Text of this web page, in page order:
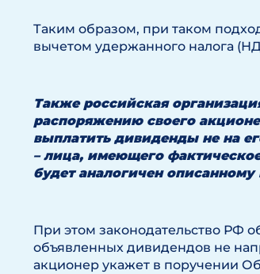
Таким образом, при таком
вычетом удержанного налога
Также российская
распоряжению своего
выплатить дивиденды не на
– лица, имеющего
будет аналогичен
При этом законодательство РФ
объявленных дивидендов не
акционер укажет в поручении